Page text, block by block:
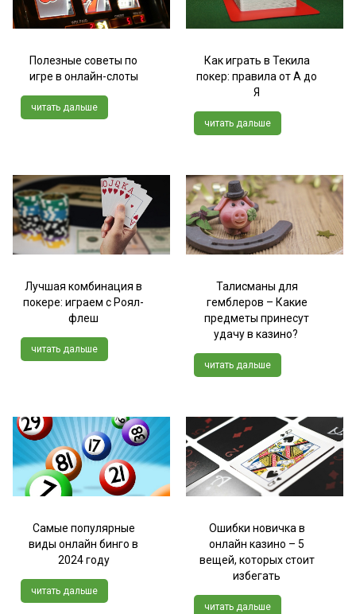
Полезные советы по
игре в онлайн-слоты
читать дальше
Как играть в Текила
покер: правила от А до
Я
читать дальше
Лучшая комбинация в
покере: играем с Роял-
флеш
читать дальше
Талисманы для
гемблеров – Какие
предметы принесут
удачу в казино?
читать дальше
Самые популярные
виды онлайн бинго в
2024 году
читать дальше
Ошибки новичка в
онлайн казино – 5
вещей, которых стоит
избегать
читать дальше